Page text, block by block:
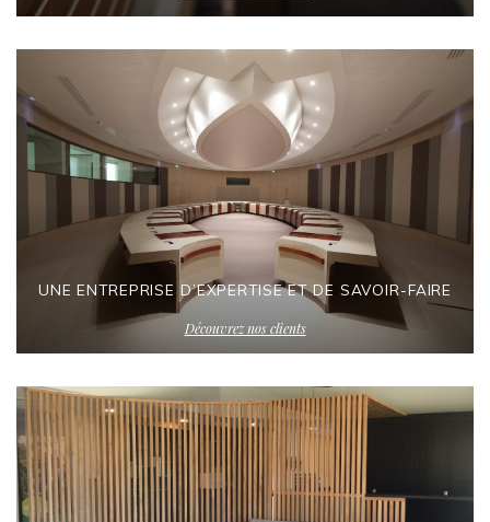
UNE ENTREPRISE D’EXPERTISE ET DE SAVOIR-FAIRE
Découvrez nos clients